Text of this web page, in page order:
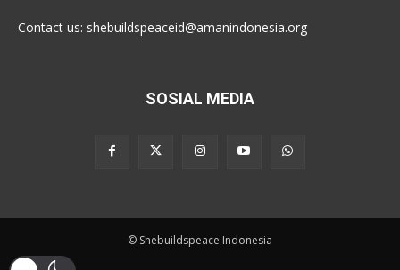
Contact us: shebuildspeaceid@amanindonesia.org
SOSIAL MEDIA
© Shebuildspeace Indonesia